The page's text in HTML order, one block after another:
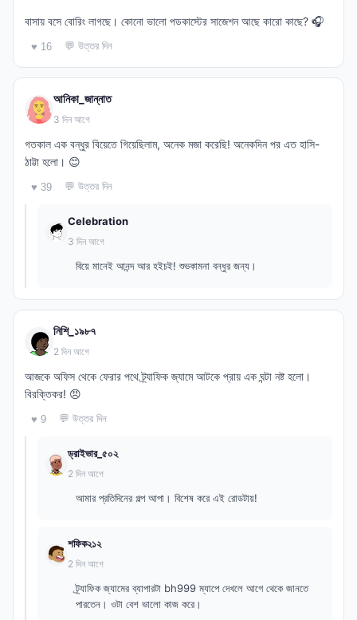
বাসায় বসে বোরিং লাগছে। কোনো ভালো পডকাস্টের সাজেশন আছে কারো কাছে? 🎧
♥ 16 💬 উত্তর দিন
আনিকা_জান্নাত
3 দিন আগে
গতকাল এক বন্ধুর বিয়েতে গিয়েছিলাম, অনেক মজা করেছি! অনেকদিন পর এত হাসি-
ঠাট্টা হলো। 😊
♥ 39 💬 উত্তর দিন
Celebration
3 দিন আগে
বিয়ে মানেই আনন্দ আর হইচই! শুভকামনা বন্ধুর জন্য।
নিশি_১৯৮৭
2 দিন আগে
আজকে অফিস থেকে ফেরার পথে ট্র্যাফিক জ্যামে আটকে প্রায় এক ঘন্টা নষ্ট হলো।
বিরক্তিকর! 😠
♥ 9 💬 উত্তর দিন
ড্রাইভার_৫০২
2 দিন আগে
আমার প্রতিদিনের গল্প আপা। বিশেষ করে এই রোডটায়!
শফিক২১২
2 দিন আগে
ট্র্যাফিক জ্যামের ব্যাপারটা bh999 ম্যাপে দেখলে আগে থেকে জানতে
পারতেন। ওটা বেশ ভালো কাজ করে।